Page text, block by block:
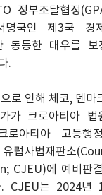
정부조달협정
국인 제3국 경
동등한 대우를 보
.
로 인해 체코, 덴마
가 크로아티아 법
로아티아 고등행
유럽사법재판소
CJEU)에 예비판
. CJEU는 2024년